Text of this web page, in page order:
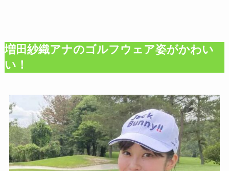
増田紗織アナのゴルフウェア姿がかわい
い！